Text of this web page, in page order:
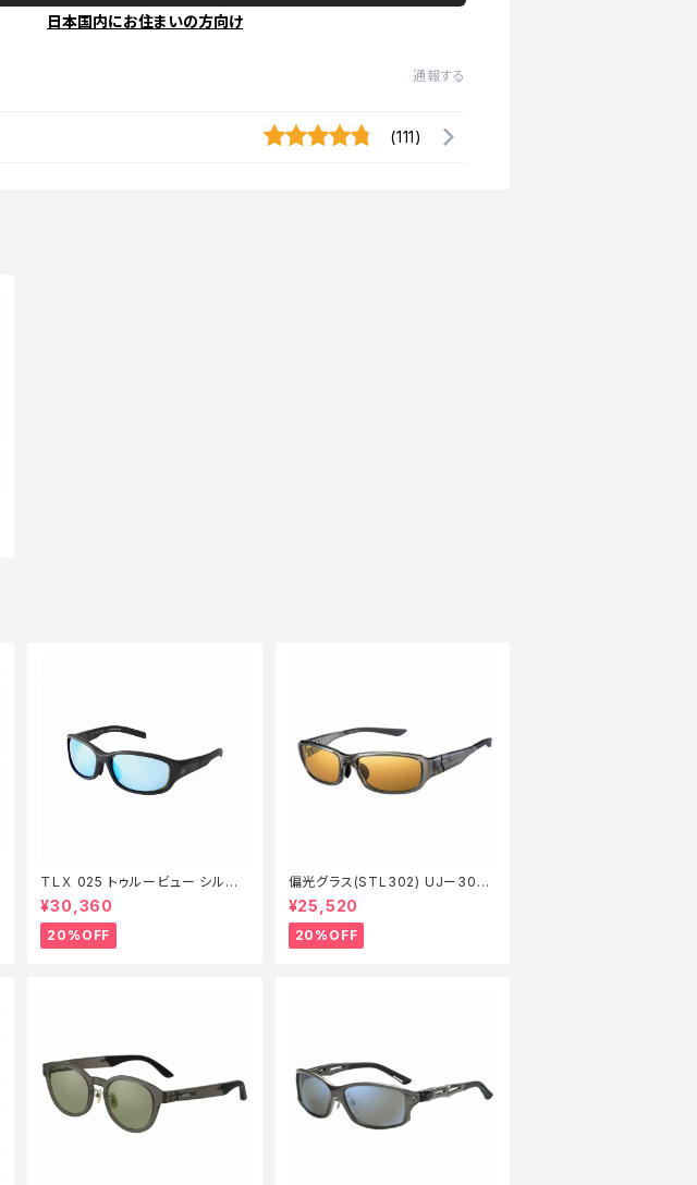
日本国内にお住まいの方向け
通報する
(111)
ＴＬＸ 025 トゥルービュー シルバ
ーブルーミラー【特価装備】【20】
¥30,360
20%OFF
偏光グラス(STL302) UJー302
Ｗ クリアグレー LO【特価装備】【2
0】
¥25,520
20%OFF